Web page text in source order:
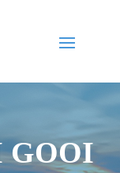
GOOI